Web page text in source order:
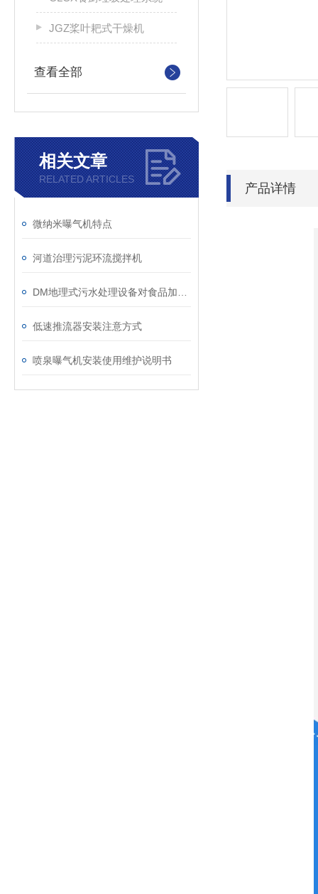
JGZ桨叶耙式干燥机
查看全部
相关文章
RELATED ARTICLES
微纳米曝气机特点
河道治理污泥环流搅拌机
低速推流器安装注意方式
喷泉曝气机安装使用维护说明书
产品详情